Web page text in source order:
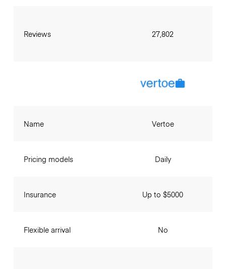
Reviews 27,802
Name
Pricing models
Insurance
Flexible arrival
Vertoe
Daily
Up to $5000
No